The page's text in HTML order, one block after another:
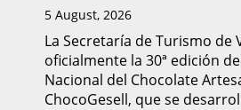
5 August, 2026
La Secretaría de Turismo de
oficialmente la 30ª edición
Nacional del Chocolate
ChocoGesell, que se